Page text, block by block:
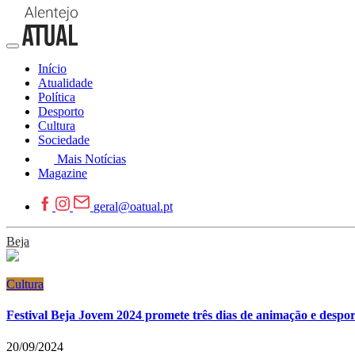
Início
Atualidade
Política
Desporto
Cultura
Sociedade
Mais Notícias
Magazine
geral@oatual.pt
Beja
Cultura
Festival Beja Jovem 2024 promete três dias de animação e
20/09/2024